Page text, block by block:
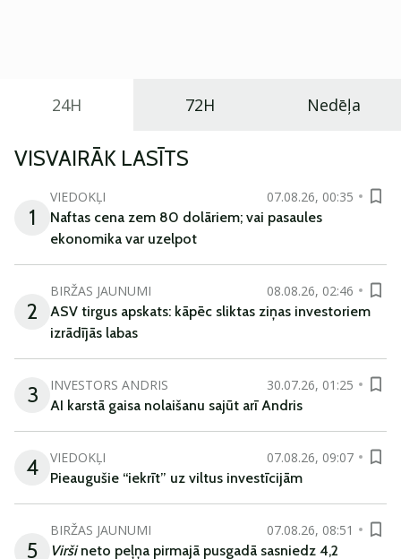
24H 72H Nedēļa
VISVAIRĀK LASĪTS
1
VIEDOKĻI
07.08.26, 00:35
Naftas cena zem 80 dolāriem; vai pasaules
ekonomika var uzelpot
2
BIRŽAS JAUNUMI
08.08.26, 02:46
ASV tirgus apskats: kāpēc sliktas ziņas investoriem
izrādījās labas
3 INVESTORS ANDRIS
30.07.26, 01:25
AI karstā gaisa nolaišanu sajūt arī Andris
4 VIEDOKĻI
07.08.26, 09:07
Pieaugušie “iekrīt” uz viltus investīcijām
5
BIRŽAS JAUNUMI
07.08.26, 08:51
Viršineto peļņa pirmajā pusgadā sasniedz 4,2